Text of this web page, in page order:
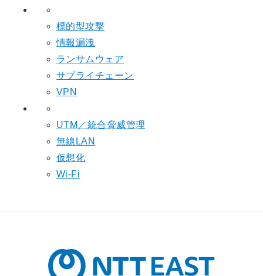
標的型攻撃
情報漏洩
ランサムウェア
サプライチェーン
VPN
UTM／統合脅威管理
無線LAN
仮想化
Wi-Fi